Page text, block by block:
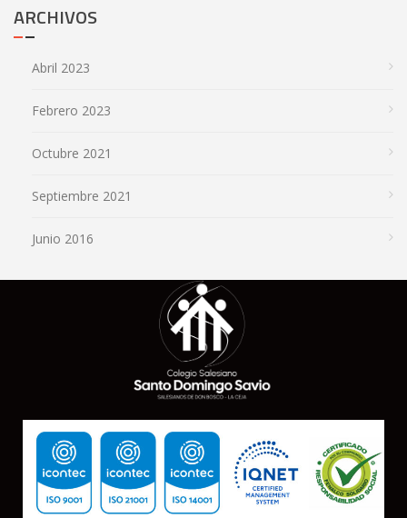
ARCHIVOS
Abril 2023
Febrero 2023
Octubre 2021
Septiembre 2021
Junio 2016